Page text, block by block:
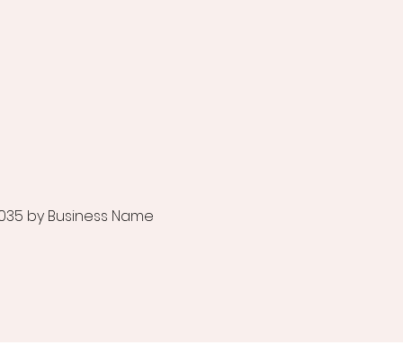
by Business Name